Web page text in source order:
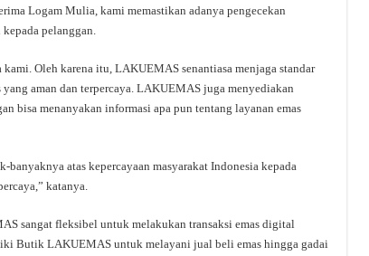
Logam Mulia, kami memastikan adanya pengecekan
pelanggan.
Oleh karena itu, LAKUEMAS senantiasa menjaga standar
aman dan terpercaya. LAKUEMAS juga menyediakan
bisa menanyakan informasi apa pun tentang layanan emas
atas kepercayaan masyarakat Indonesia kepada
katanya.
sangat fleksibel untuk melakukan transaksi emas digital
Butik LAKUEMAS untuk melayani jual beli emas hingga gadai